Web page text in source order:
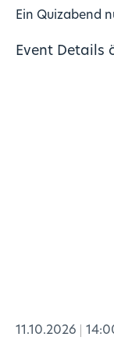
Ein Quizabend
Event Details
11.10.2026